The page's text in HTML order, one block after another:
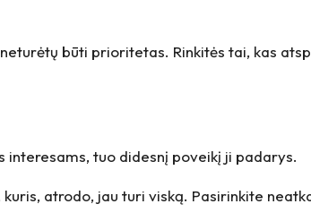
būti prioritetas. Rinkitės tai, kas
tuo didesnį poveikį ji padarys.
atrodo, jau turi viską. Pasirinkite